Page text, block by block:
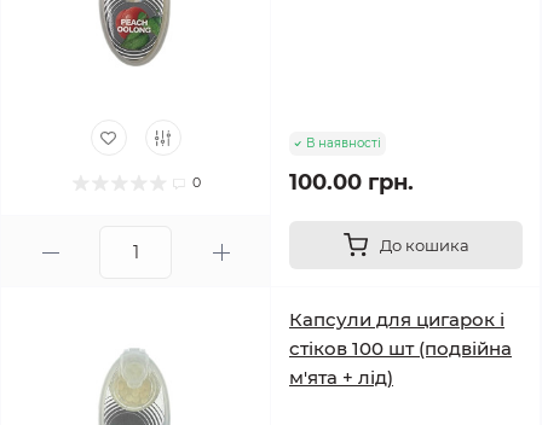
0
В наявності
100.00 грн.
До кошика
Капсули для цигарок і
стіков 100 шт (подвійна
м'ята + лід)